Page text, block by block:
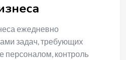
ежедневно
задач, требующих
персоналом, контроль